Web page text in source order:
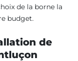
de la borne la
budget.
de